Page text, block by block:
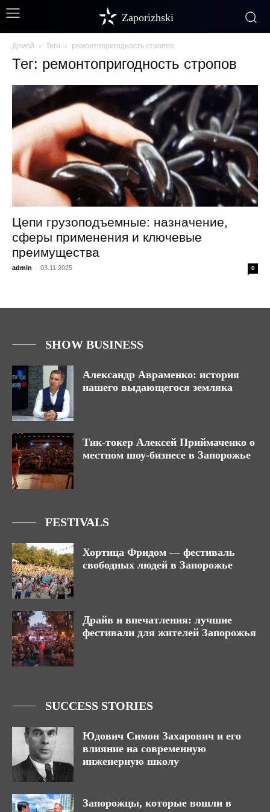
Zaporizhski
Домой Теги ремонтопригодность стропов
Тег: ремонтопригодность стропов
Цепи грузоподъемные: назначение,
сферы применения и ключевые
преимущества
admin - 03.11.2025 0
SHOW BUSINESS
Александр Авраменко: история
нашего выдающегося земляка
Тик-токер Алексей Приймаченко о
местном шоу-бизнесе в Запорожье
FESTIVALS
Хортица Фридом — фестиваль
свободных людей в Запорожье
Драйв и впечатления: лучшие
фестивали для жителей Запорожья
SUCCESS STORIES
Юдович Симон Захарович и его
влияние на современную
инженерную школу
Запорожцы, которые вошли в